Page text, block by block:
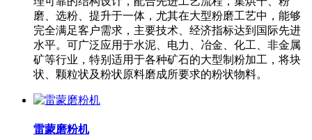
磨、选粉、提升于一体，尤其在大型粉磨工艺中，能够
完全满足客户需求，主要技术、经济指标达到国际先进
水平。可广泛应用于水泥、电力、冶金、化工、非金属
矿等行业，特别适用于各种矿石的大型制粉加工，将块
状、颗粒状及粉状原料磨成所要求的粉状物料。
雷蒙磨粉机